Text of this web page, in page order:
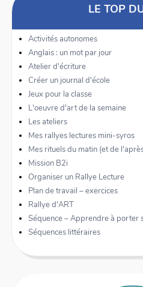
LE TOP
Activités autonomes
Anglais : un mot par jour
Atelier d'écriture
Créer un journal d'école
Jeux pour la classe
L'oeuvre d'art de la semaine
Les ateliers
Mes rallyes lectures mini-syros
Mes rituels du matin (et de
Mission B2i
Organiser un Rallye Lecture
Plan de travail – exercices
Rallye d'ART
Séquence – Apprendre à porter
Séquences littéraires